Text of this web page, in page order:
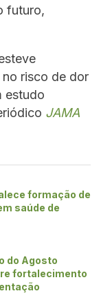
futuro,
risco de dor
estudo
JAMA
formação de
saúde de
do Agosto
fortalecimento